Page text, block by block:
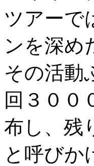
ツアーで
ンを深め
その活動
回３００
布し、残
と呼びか